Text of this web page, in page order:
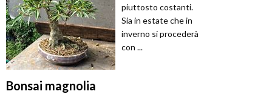
piuttosto costanti.
Sia in estate che in
inverno si procederà
con ...
Bonsai magnolia